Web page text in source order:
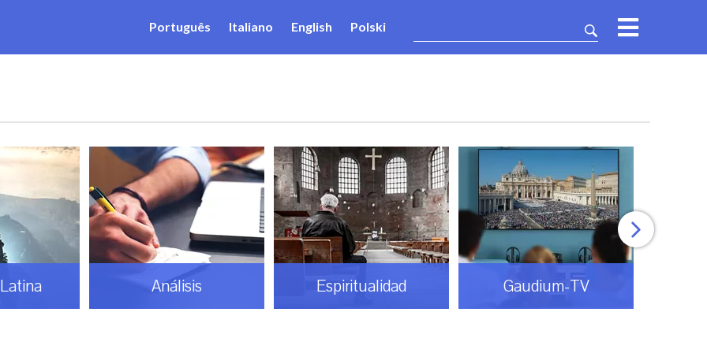
Português Italiano English Polski
Análisis Espiritualidad Gaudium-TV